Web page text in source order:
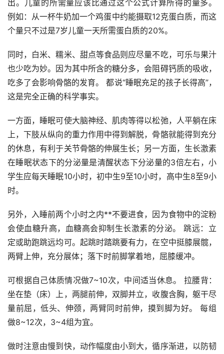
出。儿童的所需量应该比通过这个公式计算所得的量多。
例如：从一杯牛奶加一个鸡蛋中约能摄取12克蛋白质，而这
个量只不过是7岁儿童一天所需蛋白质的20%。
同时，白米、糯米、甜点等食品则应尽量不吃，可乐与果汁
也少吃为妙。因为其中所含的糖分多，会阻碍钙质的吸收，
吃多了会影响骨骼的发育。 都说“睡眠充足的孩子长得高”，
这是完全正确的科学事实。
一方面，睡眠可使大脑神经、肌肉等得以松弛，人平躺在床
上，下肢从纵向的重力作用中得到解脱，骨骼就能得到充分
的休息，有利于关节骨骼的伸展生长；另一方面，生长激素
在睡眠状态下的分泌量是清醒状态下分泌量的3倍左右，小
学生应每天睡眠10小时，初中生9至10小时，高中生8至9小
时。
另外，入睡前两个小时之内**不要进食，因为食物中的淀粉
会使血糖升高，血糖高会抑制生长激素的分泌。 跳远：立
定或助跑跳远均可。起跳时踏跳要有力，在空中挺膝展髋，
两臂上伸，充分展体；落下时前脚掌着地，屈膝缓冲。
可根据自己体质情况做7~10次，中间适当休息。 拉腰背：
坐在垫（床）上，两腿前伸，双脚并立，收腹含胸，躯干尽
量前屈，低头、伸颈，两臂同时前伸，摸到脚为好。 每组
做8~12次，3~4组为宜。
做时注意由慢到快，动作幅度由小到大，循序渐进，以防韧